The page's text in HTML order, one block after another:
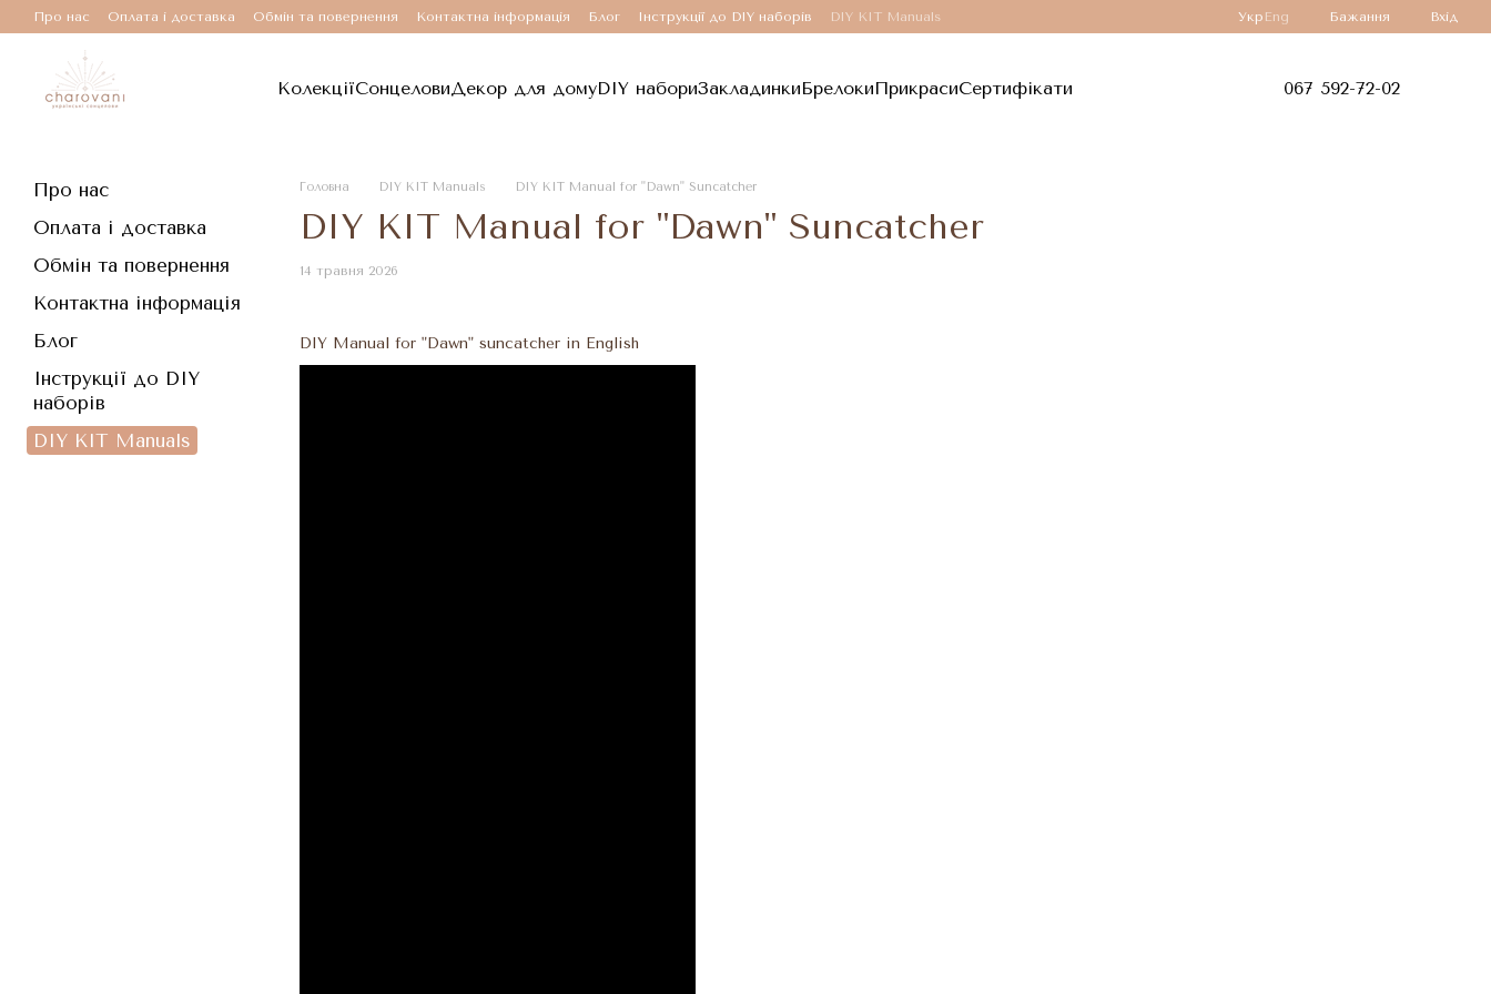
Перейти до основного контенту
Про нас Оплата і доставка Обмін та повернення Контактна інформація Блог Інструкції до DIY наборів DIY KIT Manuals Укр Eng Бажання Вхід
КолекціїСонцеловиДекор для домуDIY набориЗакладинкиБрелокиПрикрасиСертифікати 067 592-72-02
Головна DIY KIT Manuals DIY KIT Manual for "Dawn" Suncatcher
DIY KIT Manual for "Dawn" Suncatcher
14 травня 2026
DIY Manual for "Dawn" suncatcher in English
Про нас
Оплата і доставка
Обмін та повернення
Контактна інформація
Блог
Інструкції до DIY
наборів
DIY KIT Manuals